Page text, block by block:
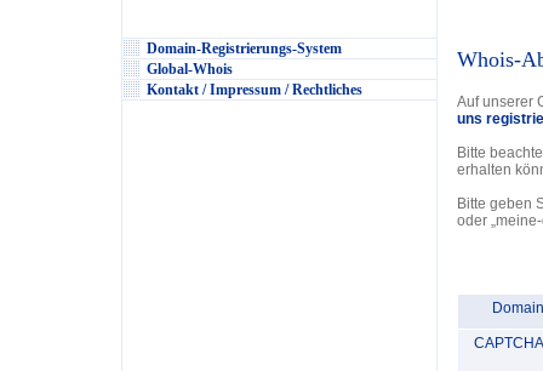
Domain-Registrierungs-System
Global-Whois
Kontakt / Impressum / Rechtliches
Whois-
Auf unserer
uns
Bitte
erhalten
Bitte geben
oder
Domain
CAPTCHA